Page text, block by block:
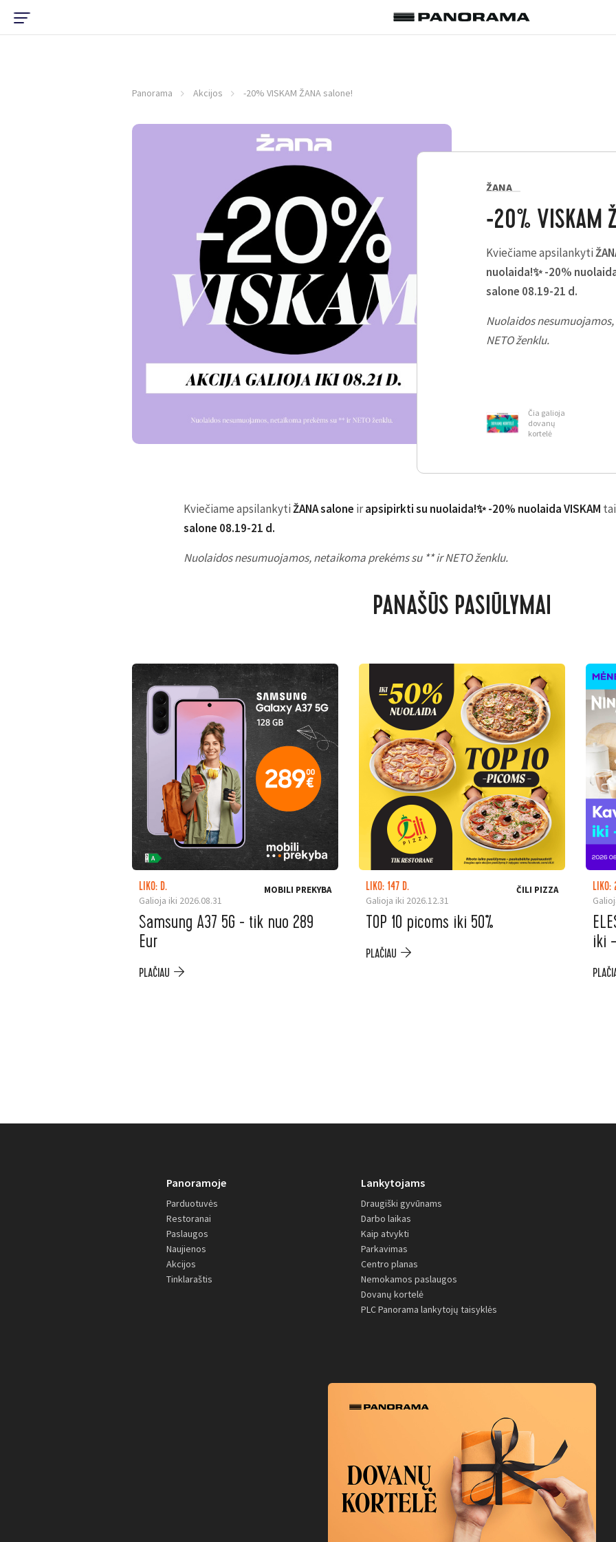
Panorama Akcijos -20% VISKAM ŽANA salone!
ŽANA
-20% VISKAM
Kviečiame apsilankyti
nuolaida!✨ -20%
salone 08.19-21 d.
Nuolaidos
NETO ženklu.
Čia galioja
dovanų
kortelė
Kviečiame apsilankytiŽANA salone irapsipirkti su nuolaida!✨ -20% nuolaida VISKAM
salone 08.19-21 d.
Nuolaidos nesumuojamos, netaikoma prekėms su ** ir NETO ženklu.
PANAŠŪS PASIŪLYMAI
LIKO: D.
Galioja iki 2026.08.31
MOBILI PREKYBA
Samsung A37 5G - tik nuo 289
Eur
PLAČIAU
LIKO: 147 D.
Galioja iki 2026.12.31
ČILI PIZZA
TOP 10 picoms iki 50%
PLAČIAU
LIKO:
iki
Panoramoje
Parduotuvės
Restoranai
Paslaugos
Naujienos
Akcijos
Tinklaraštis
Lankytojams
Draugiški gyvūnams
Darbo laikas
Kaip atvykti
Parkavimas
Centro planas
Nemokamos paslaugos
Dovanų kortelė
PLC Panorama lankytojų taisyklės